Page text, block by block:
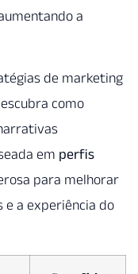
a
de marketing
como
em perfis
para melhorar
e a experiência do